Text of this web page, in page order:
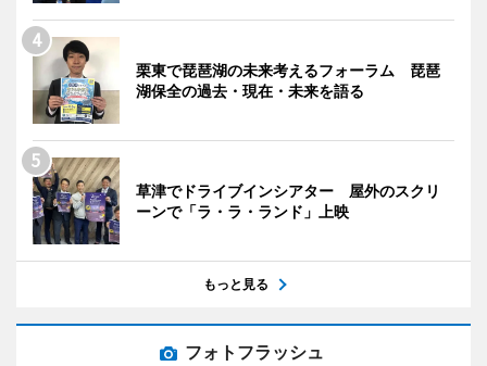
栗東で琵琶湖の未来考えるフォーラム 琵琶
湖保全の過去・現在・未来を語る
草津でドライブインシアター 屋外のスクリ
ーンで「ラ・ラ・ランド」上映
もっと見る
フォトフラッシュ